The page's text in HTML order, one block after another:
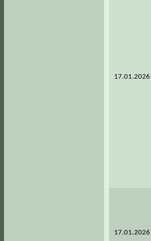
17.01.2026
17.01.2026